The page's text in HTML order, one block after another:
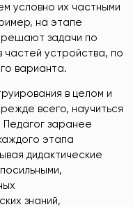
условно их частными
на этапе
решают задачи по
частей устройства, по
варианта.
в целом и
всего, научиться
заранее
этапа
дидактические
знаний,